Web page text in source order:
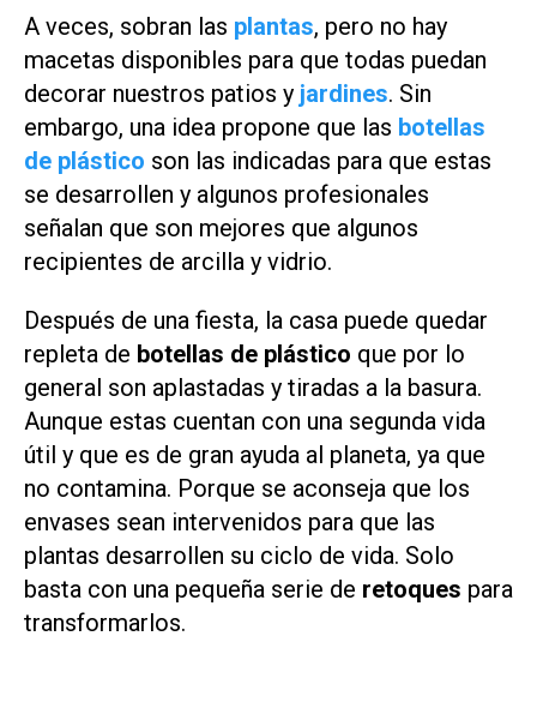
A veces, sobran las plantas, pero no hay
macetas disponibles para que todas puedan
decorar nuestros patios y jardines. Sin
embargo, una idea propone que las botellas
de plástico son las indicadas para que estas
se desarrollen y algunos profesionales
señalan que son mejores que algunos
recipientes de arcilla y vidrio.
Después de una fiesta, la casa puede quedar
repleta de botellas de plástico que por lo
general son aplastadas y tiradas a la basura.
Aunque estas cuentan con una segunda vida
útil y que es de gran ayuda al planeta, ya que
no contamina. Porque se aconseja que los
envases sean intervenidos para que las
plantas desarrollen su ciclo de vida. Solo
basta con una pequeña serie de retoques para
transformarlos.